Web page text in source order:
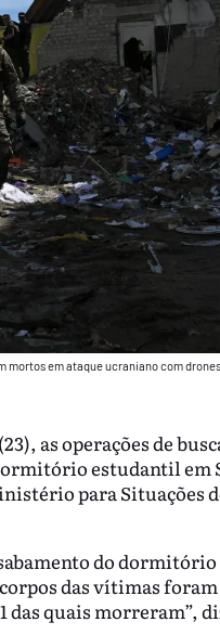
mortos em ataque ucraniano com
as operações de
estudantil em
para Situações
do
das vítimas
das quais morreram”,